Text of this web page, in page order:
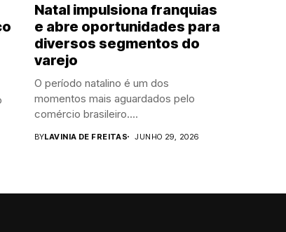
Natal impulsiona franquias
e abre oportunidades para
diversos segmentos do
varejo
O período natalino é um dos
momentos mais aguardados pelo
comércio brasileiro....
BYLAVINIA DE FREITAS JUNHO 29, 2026